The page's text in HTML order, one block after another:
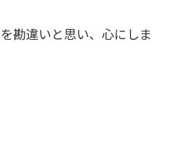
勘違いと思い、心にしま